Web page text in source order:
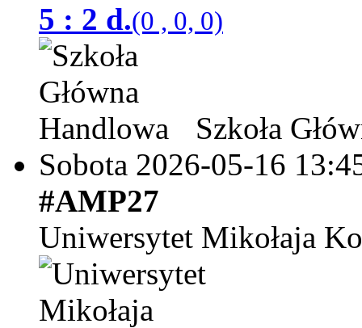
5 : 2 d.(0 , 0, 0)
Szkoła
Sobota 2026-05-16
#AMP27
Uniwersytet Mikołaja